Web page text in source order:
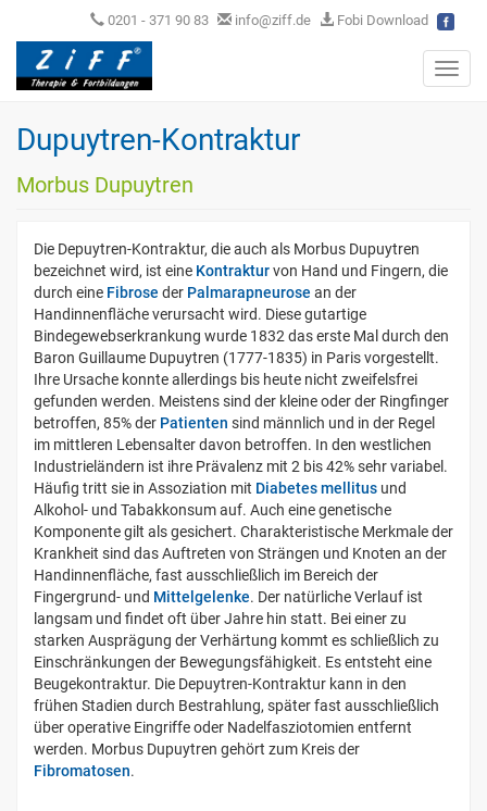
0201 - 371 90 83 info@ziff.de Fobi Download
Dupuytren-Kontraktur
Morbus Dupuytren
Die Depuytren-Kontraktur, die auch als Morbus Dupuytren
bezeichnet wird, ist eine Kontrakturvon Hand und Fingern, die
durch eine Fibrose der Palmarapneurose an der
Handinnenfläche verursacht wird. Diese gutartige
Bindegewebserkrankung wurde 1832 das erste Mal durch den
Baron Guillaume Dupuytren (1777-1835) in Paris vorgestellt.
Ihre Ursache konnte allerdings bis heute nicht zweifelsfrei
gefunden werden. Meistens sind der kleine oder der Ringfinger
betroffen, 85% der Patienten sind männlich und in der Regel
im mittleren Lebensalter davon betroffen. In den westlichen
Industrieländern ist ihre Prävalenz mit 2 bis 42% sehr variabel.
Häufig tritt sie in Assoziation mit Diabetes mellitus und
Alkohol- und Tabakkonsum auf. Auch eine genetische
Komponente gilt als gesichert. Charakteristische Merkmale der
Krankheit sind das Auftreten von Strängen und Knoten an der
Handinnenfläche, fast ausschließlich im Bereich der
Fingergrund- und Mittelgelenke. Der natürliche Verlauf ist
langsam und findet oft über Jahre hin statt. Bei einer zu
starken Ausprägung der Verhärtung kommt es schließlich zu
Einschränkungen der Bewegungsfähigkeit. Es entsteht eine
Beugekontraktur. Die Depuytren-Kontraktur kann in den
frühen Stadien durch Bestrahlung, später fast ausschließlich
über operative Eingriffe oder Nadelfasziotomien entfernt
werden. Morbus Dupuytren gehört zum Kreis der
Fibromatosen.